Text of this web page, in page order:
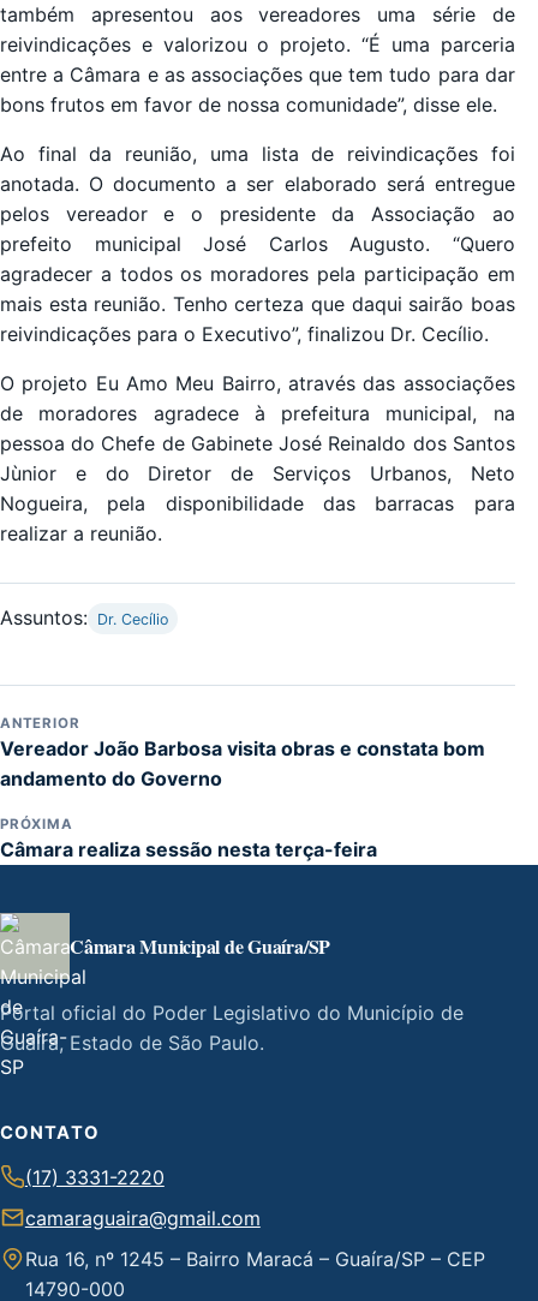
também apresentou aos vereadores uma série de
reivindicações e valorizou o projeto. “É uma parceria
entre a Câmara e as associações que tem tudo para dar
bons frutos em favor de nossa comunidade”, disse ele.
Ao final da reunião, uma lista de reivindicações foi
anotada. O documento a ser elaborado será entregue
pelos vereador e o presidente da Associação ao
prefeito municipal José Carlos Augusto. “Quero
agradecer a todos os moradores pela participação em
mais esta reunião. Tenho certeza que daqui sairão boas
reivindicações para o Executivo”, finalizou Dr. Cecílio.
O projeto Eu Amo Meu Bairro, através das associações
de moradores agradece à prefeitura municipal, na
pessoa do Chefe de Gabinete José Reinaldo dos Santos
Jùnior e do Diretor de Serviços Urbanos, Neto
Nogueira, pela disponibilidade das barracas para
realizar a reunião.
Assuntos: Dr. Cecílio
ANTERIOR
Vereador João Barbosa visita obras e constata bom
andamento do Governo
PRÓXIMA
Câmara realiza sessão nesta terça-feira
Câmara Municipal de Guaíra/SP
Portal oficial do Poder Legislativo do Município de
Guaíra, Estado de São Paulo.
CONTATO
(17) 3331-2220
camaraguaira@gmail.com
Rua 16, nº 1245 – Bairro Maracá – Guaíra/SP – CEP
14790-000